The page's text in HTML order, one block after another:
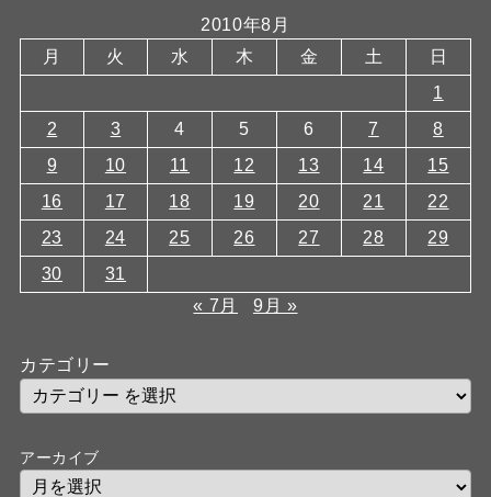
2010年8月
月
火 水 木 金 土
日
1
2
3 4 5 6 7
8
9
10 11 12 13 14
15
16
17 18 19 20 21
22
23
24 25 26 27 28
29
30
31
« 7月
9月 »
カテゴリー
アーカイブ